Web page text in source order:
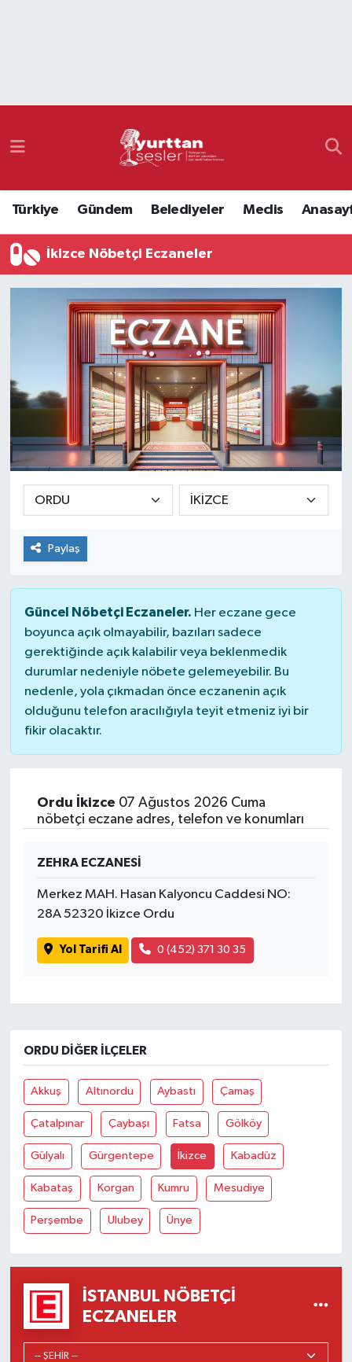
Türkiye Gündem Belediyeler Meclis
İkizce Nöbetçi Eczaneler
Paylaş
Güncel Nöbetçi Eczaneler. Her eczane gece
boyunca açık olmayabilir, bazıları sadece
gerektiğinde açık kalabilir veya beklenmedik
durumlar nedeniyle nöbete gelemeyebilir. Bu
nedenle, yola çıkmadan önce eczanenin açık
olduğunu telefon aracılığıyla teyit etmeniz iyi bir
fikir olacaktır.
Ordu İkizce 07 Ağustos 2026 Cuma
nöbetçi eczane adres, telefon ve konumları
ZEHRA ECZANESİ
Merkez MAH. Hasan Kalyoncu Caddesi NO:
28A 52320 İkizce Ordu
Yol Tarifi Al 0 (452) 371 30 35
ORDU DIĞER İLÇELER
Akkuş Altınordu Aybastı Çamaş
Çatalpınar Çaybaşı Fatsa Gölköy
Gülyalı Gürgentepe İkizce Kabadüz
Kabataş Korgan Kumru Mesudiye
Perşembe Ulubey Ünye
İSTANBUL NÖBETÇI
ECZANELER
Namaz Vakitleri
Süper Lig Puan Durumu ve Fikstür
Tüm Manşetler
Son Dakika Haberleri
Haber Arşivi